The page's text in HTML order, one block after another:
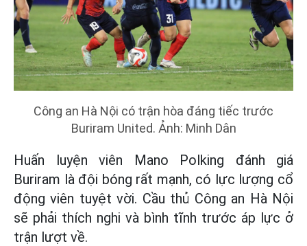
Công an Hà Nội có trận hòa đáng tiếc trước
Buriram United. Ảnh: Minh Dân
Huấn luyện viên Mano Polking đánh giá
Buriram là đội bóng rất mạnh, có lực lượng cổ
động viên tuyệt vời. Cầu thủ Công an Hà Nội
sẽ phải thích nghi và bình tĩnh trước áp lực ở
trận lượt về.